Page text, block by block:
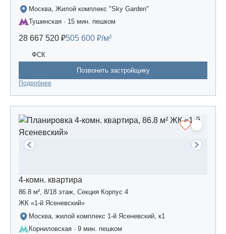
Москва, Жилой комплекс "Sky Garden"
Тушинская · 15 мин. пешком
28 667 520 ₽505 600 ₽/м²
ФСК
Позвонить застройщику
Подробнее
4-комн. квартира
86.8 м², 8/18 этаж, Секция Корпус 4
ЖК «1-й Ясеневский»
Москва, жилой комплекс 1-й Ясеневский, к1
Корниловская · 9 мин. пешком